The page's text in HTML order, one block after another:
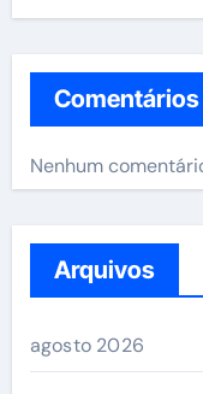
Comentários
Nenhum
Arquivos
agosto 2026